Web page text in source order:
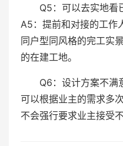
Q5：可以去实地看
A5：提前和对接的工作
同户型同风格的完工实
的在建工地。
Q6：设计方案不满
可以根据业主的需求多
不会强行要求业主接受